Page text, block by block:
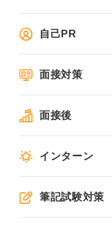
自己PR
面接対策
面接後
インターン
筆記試験対策